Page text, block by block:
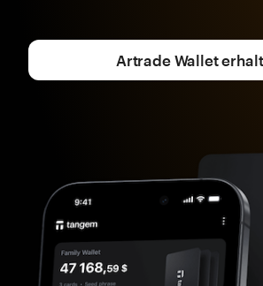
Artrade Wallet